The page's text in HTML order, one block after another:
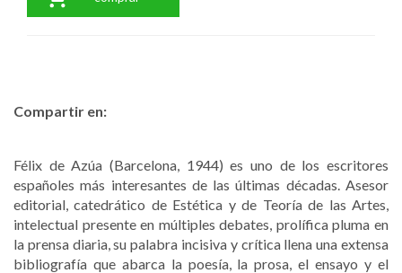
Compartir en:
Félix de Azúa (Barcelona, 1944) es uno de los escritores
españoles más interesantes de las últimas décadas. Asesor
editorial, catedrático de Estética y de Teoría de las Artes,
intelectual presente en múltiples debates, prolífica pluma en
la prensa diaria, su palabra incisiva y crítica llena una extensa
bibliografía que abarca la poesía, la prosa, el ensayo y el